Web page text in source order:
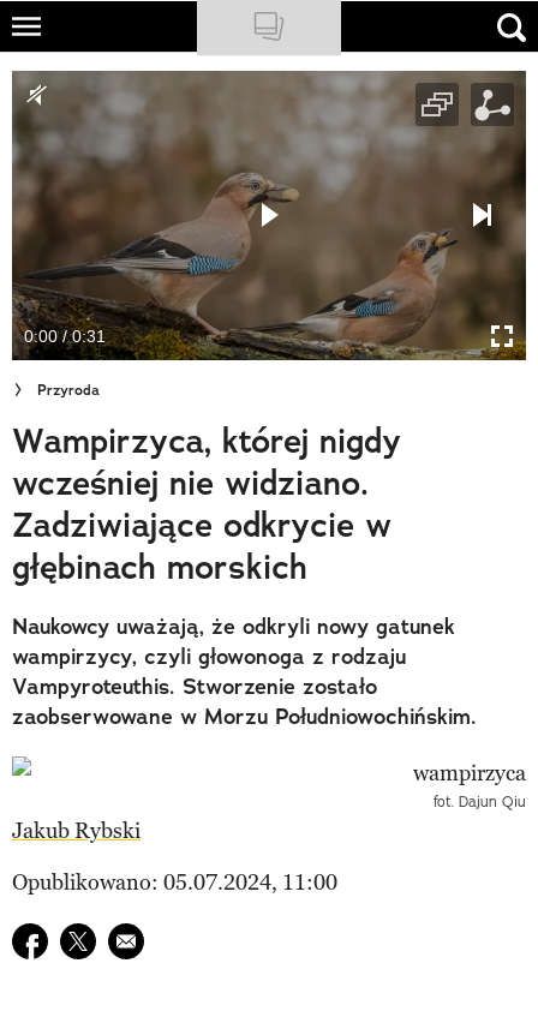
Skip
main
content
NATIONAL GEOGRAPHIC
TRAVELER
PODCASTY
Sklep
Newsletter
Cuda Polski
Wielki Konkurs Fotograficzny
Trendbook Podróżniczy
Polecane
0:00 / 0:31
Przyroda
Wampirzyca, której nigdy
wcześniej nie widziano.
Zadziwiające odkrycie w
głębinach morskich
Naukowcy uważają, że odkryli nowy gatunek
wampirzycy, czyli głowonoga z rodzaju
Vampyroteuthis. Stworzenie zostało
zaobserwowane w Morzu Południowochińskim.
fot. Dajun Qiu
Jakub Rybski
Opublikowano: 05.07.2024, 11:00
Udostępnij na facebook
Udostępnij na twitter
E-mail do przyjaciela